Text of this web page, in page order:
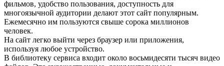
фильмов, удобство пользования, доступность для
многоязычной аудитории делают этот сайт популярным.
Ежемесячно им пользуются свыше сорока миллионов
человек.
На сайт легко выйти через браузер или приложения,
используя любое устройство.
В библиотеку сервиса входит около восьмидесяти тысяч видео